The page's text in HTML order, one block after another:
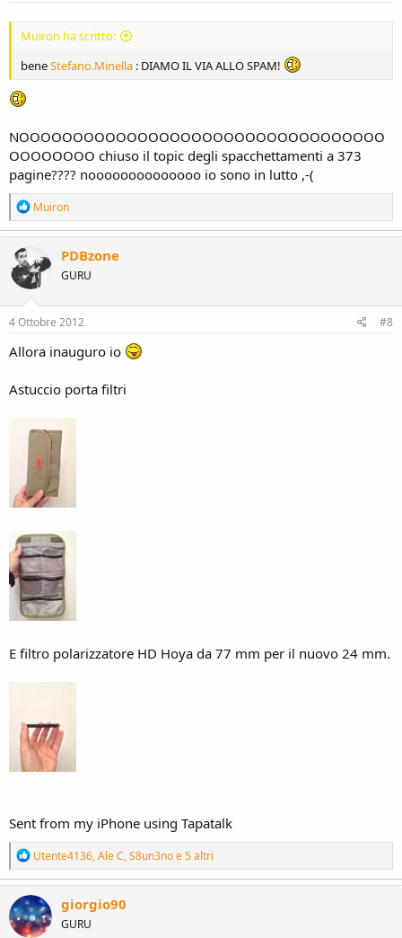
Muiron ha scritto:
beneStefano.Minella : DIAMO IL VIA ALLO SPAM!
NOOOOOOOOOOOOOOOOOOOOOOOOOOOOOOOOOO
OOOOOOOO chiuso il topic degli spacchettamenti a 373
pagine???? noooooooooooooo io sono in lutto ,-(
R
e
a
t
i
o
n
s
Muiron
PDBzone
GURU
4 Ottobre 2012 #8
Allora inauguro io
Astuccio porta filtri
E filtro polarizzatore HD Hoya da 77 mm per il nuovo 24 mm.
Sent from my iPhone using Tapatalk
R
e
a
c
t
i
Utente4136,Ale C,S8un3noe 5 altri
giorgio90
GURU